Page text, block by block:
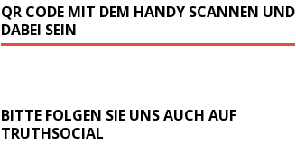
QR CODE MIT DEM HANDY SCANNEN UND
DABEI SEIN
BITTE FOLGEN SIE UNS AUCH AUF
TRUTHSOCIAL